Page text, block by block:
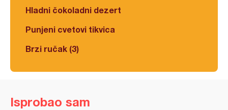
Hladni čokoladni dezert
Punjeni cvetovi tikvica
Brzi ručak (3)
Isprobao sam